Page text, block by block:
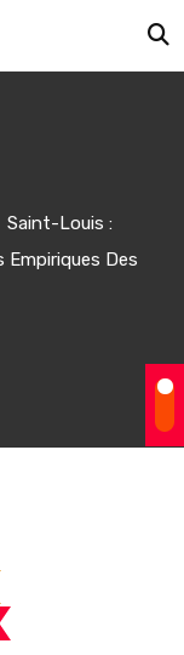
Saint-Louis :
Empiriques Des